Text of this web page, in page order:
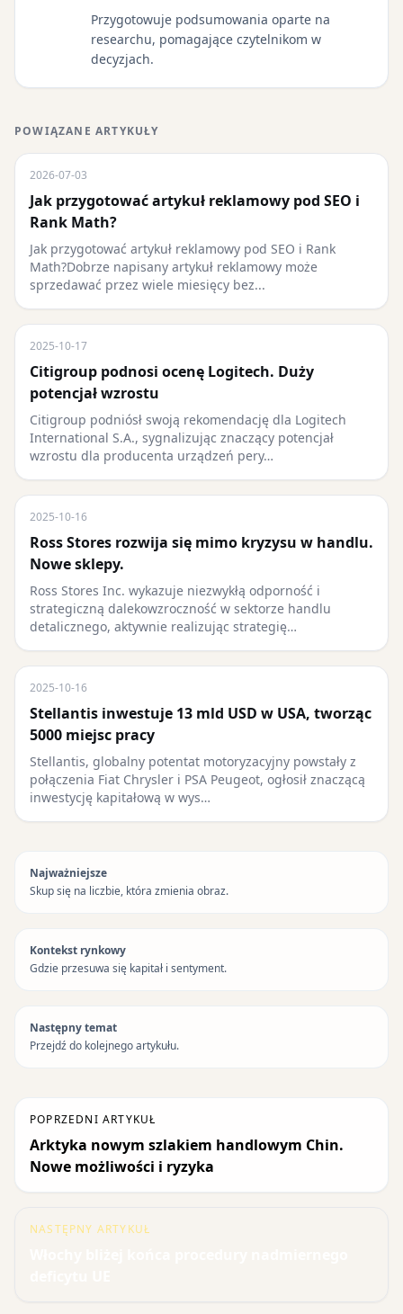
Przygotowuje podsumowania oparte na
researchu, pomagające czytelnikom w
decyzjach.
POWIĄZANE ARTYKUŁY
2026-07-03
Jak przygotować artykuł reklamowy pod SEO i
Rank Math?
Jak przygotować artykuł reklamowy pod SEO i Rank
Math?Dobrze napisany artykuł reklamowy może
sprzedawać przez wiele miesięcy bez...
2025-10-17
Citigroup podnosi ocenę Logitech. Duży
potencjał wzrostu
Citigroup podniósł swoją rekomendację dla Logitech
International S.A., sygnalizując znaczący potencjał
wzrostu dla producenta urządzeń pery…
2025-10-16
Ross Stores rozwija się mimo kryzysu w handlu.
Nowe sklepy.
Ross Stores Inc. wykazuje niezwykłą odporność i
strategiczną dalekowzroczność w sektorze handlu
detalicznego, aktywnie realizując strategię…
2025-10-16
Stellantis inwestuje 13 mld USD w USA, tworząc
5000 miejsc pracy
Stellantis, globalny potentat motoryzacyjny powstały z
połączenia Fiat Chrysler i PSA Peugeot, ogłosił znaczącą
inwestycję kapitałową w wys…
Najważniejsze
Skup się na liczbie, która zmienia obraz.
Kontekst rynkowy
Gdzie przesuwa się kapitał i sentyment.
Następny temat
Przejdź do kolejnego artykułu.
POPRZEDNI ARTYKUŁ
Arktyka nowym szlakiem handlowym Chin.
Nowe możliwości i ryzyka
NASTĘPNY ARTYKUŁ